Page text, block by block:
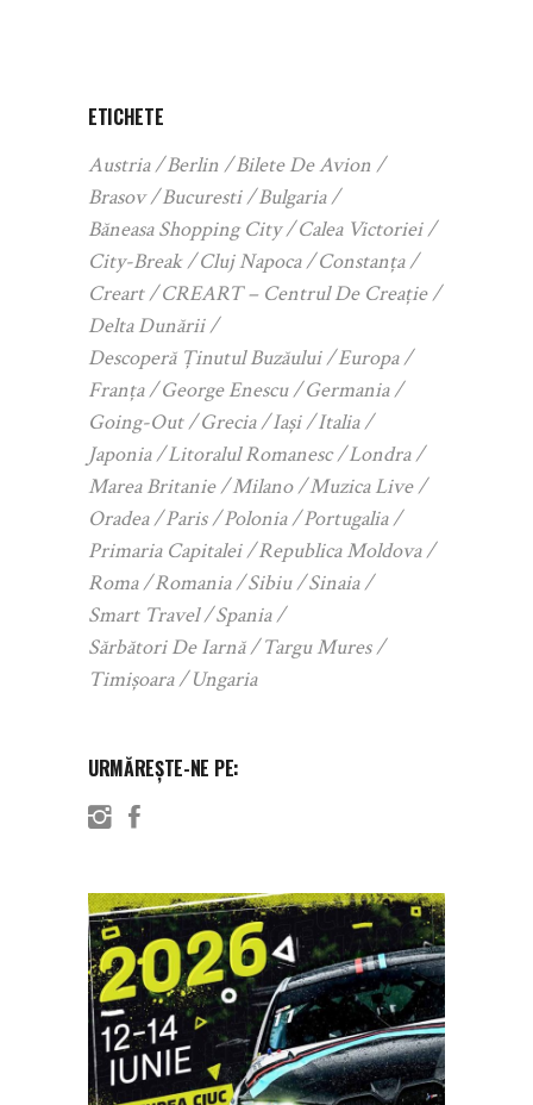
ETICHETE
Austria Berlin
Bilete De Avion
Brasov
Bucuresti
Bulgaria
Băneasa Shopping City
Calea Victoriei
City-Break
Cluj Napoca
Constanța
Creart
CREART – Centrul De Creație
Delta Dunării
Descoperă Ținutul Buzăului
Europa
Franța
George Enescu
Germania
Going-Out
Grecia Iași
Italia
Japonia
Litoralul Romanesc
Londra
Marea Britanie
Milano
Muzica Live
Oradea
Paris Polonia
Portugalia
Primaria Capitalei
Republica Moldova
Roma
Romania Sibiu
Sinaia
Smart Travel
Spania
Sărbători De Iarnă
Targu Mures
Timișoara
Ungaria
URMĂREȘTE-NE PE: